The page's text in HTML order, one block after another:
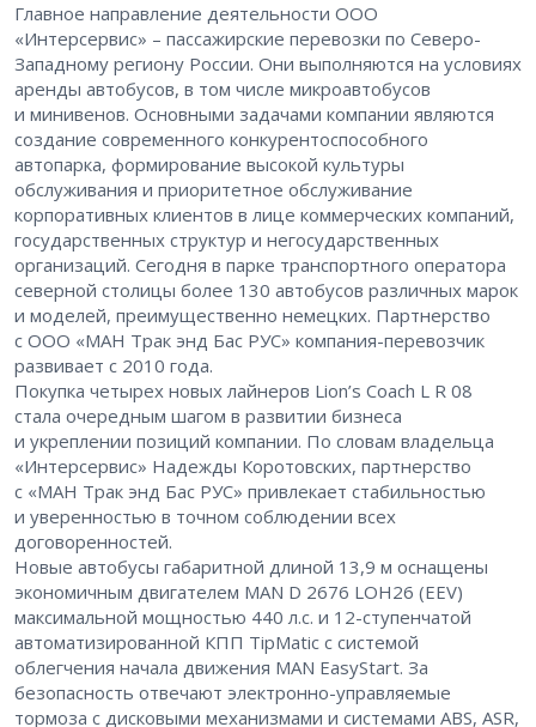
Главное направление деятельности ООО
«Интерсервис» – ​пассажирские перевозки по Северо-
Западному региону России. Они выполняются на условиях
аренды автобусов, в том числе микроавтобусов
и минивенов. Основными задачами компании являются ​
создание современного конкурентоспособного
автопарка, формирование высокой культуры
обслуживания и приоритетное обслуживание
корпоративных клиентов в лице коммерческих компаний,
государственных структур и негосударственных
организаций. Сегодня в парке транспортного оператора
северной столицы более 130 автобусов различных марок
и моделей, преимущественно немецких. Партнерство
с ООО «МАН Трак энд Бас РУС» компания-перевозчик
развивает с 2010 года.
Покупка четырех новых лайнеров Lion’s Coach L R 08
стала очередным шагом в развитии бизнеса
и укреплении позиций компании. По словам владельца
«Интерсервис» Надежды Коротовских, партнерство
с «МАН Трак энд Бас РУС» привлекает стабильностью
и уверенностью в точном соблюдении всех
договоренностей.
Новые автобусы габаритной длиной 13,9 м оснащены
экономичным двигателем MAN D 2676 LOH26 (EEV)
максимальной мощностью 440 л.с. и 12-ступенчатой
автоматизированной КПП TipMatic с системой
облегчения начала движения MAN EasyStart. За
безопасность отвечают электронно-управляемые
тормоза с дисковыми механизмами и системами ABS, ASR,